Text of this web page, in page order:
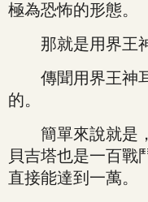
極為恐怖的形態。
那就是用界王神
傳聞用界王神耳
的。
簡單來說就是，
貝吉塔也是一百戰
直接能達到一萬。